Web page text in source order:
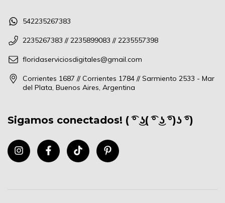
542235267383
2235267383 // 2235899083 // 2235557398
floridaserviciosdigitales@gmail.com
Corrientes 1687 // Corrientes 1784 // Sarmiento 2533 - Mar
del Plata, Buenos Aires, Argentina
Sigamos conectados! ( ͡° ͜ʖ( ͡° ͜ʖ ͡°)ʖ ͡°)